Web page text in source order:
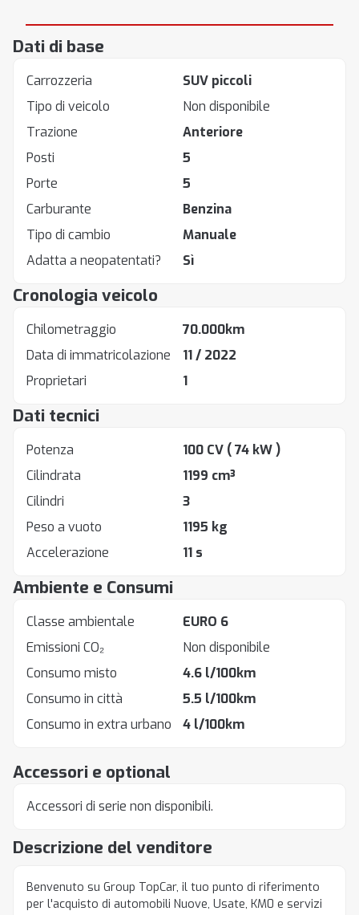
Descrizione del venditore
Benvenuto su Group TopCar, il tuo punto di riferimento
per l'acquisto di automobili Nuove, Usate, KM0 e servizi
Accessori e optional
Accessori di serie non disponibili.
Dati di base
Carrozzeria
SUV piccoli
Tipo di veicolo
Non disponibile
Trazione
Anteriore
Posti
5
Porte
5
Carburante
Benzina
Tipo di cambio
Manuale
Adatta a neopatentati?
Sì
Cronologia veicolo
Chilometraggio
70.000km
Data di immatricolazione
11 / 2022
Proprietari
1
Dati tecnici
Potenza 100 CV ( 74 kW )
Cilindrata
1199 cm³
Cilindri
3
Peso a vuoto
1195 kg
Accelerazione
11 s
Ambiente e Consumi
Classe ambientale
EURO 6
Emissioni CO₂
Non disponibile
Consumo misto
4.6 l/100km
Consumo in città
5.5 l/100km
Consumo in extra urbano
4 l/100km